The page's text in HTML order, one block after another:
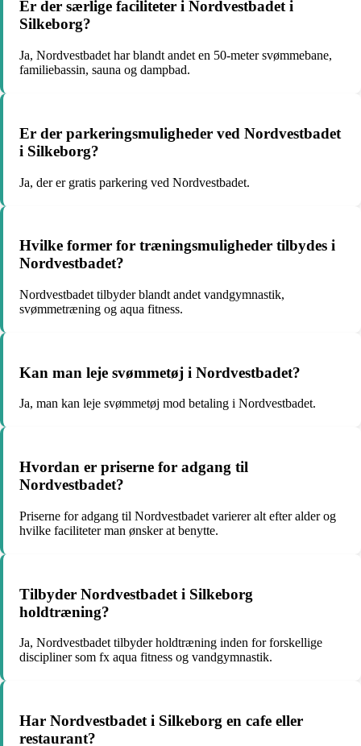
Er der særlige faciliteter i Nordvestbadet i
Silkeborg?
Ja, Nordvestbadet har blandt andet en 50-meter svømmebane,
familiebassin, sauna og dampbad.
Er der parkeringsmuligheder ved Nordvestbadet
i Silkeborg?
Ja, der er gratis parkering ved Nordvestbadet.
Hvilke former for træningsmuligheder tilbydes i
Nordvestbadet?
Nordvestbadet tilbyder blandt andet vandgymnastik,
svømmetræning og aqua fitness.
Kan man leje svømmetøj i Nordvestbadet?
Ja, man kan leje svømmetøj mod betaling i Nordvestbadet.
Hvordan er priserne for adgang til
Nordvestbadet?
Priserne for adgang til Nordvestbadet varierer alt efter alder og
hvilke faciliteter man ønsker at benytte.
Tilbyder Nordvestbadet i Silkeborg
holdtræning?
Ja, Nordvestbadet tilbyder holdtræning inden for forskellige
discipliner som fx aqua fitness og vandgymnastik.
Har Nordvestbadet i Silkeborg en cafe eller
restaurant?